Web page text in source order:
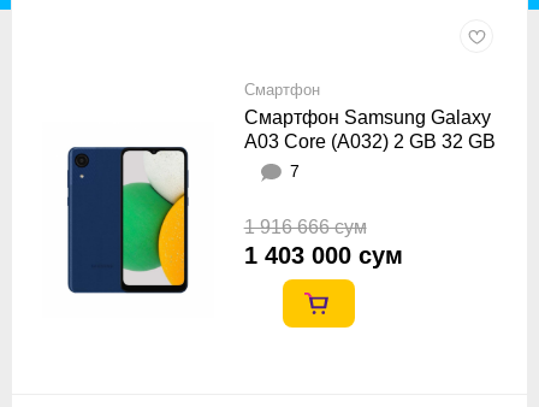
Смартфон
Смартфон Samsung Galaxy
A03 Core (A032) 2 GB 32 GB
Синий
7
1 916 666 сум
1 403 000 сум